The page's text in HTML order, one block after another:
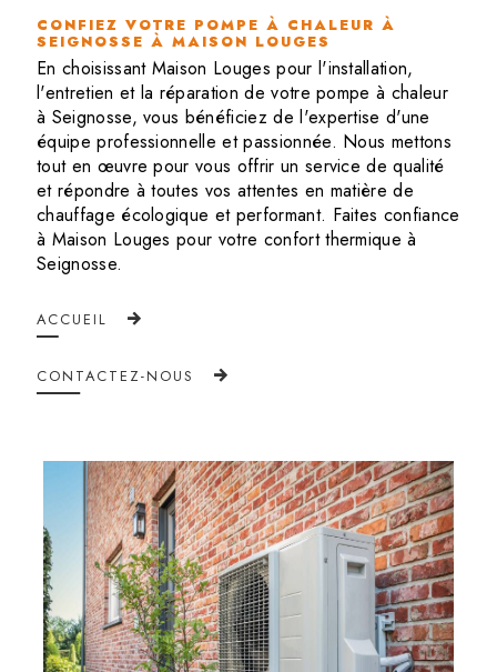
CONFIEZ VOTRE POMPE À CHALEUR À
SEIGNOSSE À MAISON LOUGES
En choisissant Maison Louges pour l'installation,
l'entretien et la réparation de votre pompe à chaleur
à Seignosse, vous bénéficiez de l'expertise d'une
équipe professionnelle et passionnée. Nous mettons
tout en œuvre pour vous offrir un service de qualité
et répondre à toutes vos attentes en matière de
chauffage écologique et performant. Faites confiance
à Maison Louges pour votre confort thermique à
Seignosse.
ACCUEIL
CONTACTEZ-NOUS